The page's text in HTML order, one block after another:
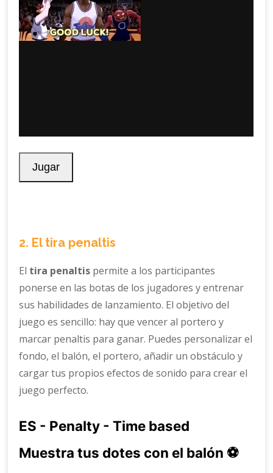
2. El tira penaltis
El tira penaltis permite a los participantes
ponerse en las botas de los jugadores y entrenar
sus habilidades de lanzamiento. El objetivo del
juego es sencillo: hay que vencer al portero y
marcar penaltis para ganar. Puedes personalizar el
fondo, el balón, el portero, añadir un obstáculo y
cargar tus propios efectos de sonido para crear el
juego perfecto.